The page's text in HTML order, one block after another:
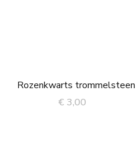
Rozenkwarts trommelsteen
€ 3,00